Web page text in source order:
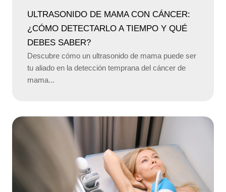
ULTRASONIDO DE MAMA CON CÁNCER:
¿CÓMO DETECTARLO A TIEMPO Y QUÉ
DEBES SABER?
Descubre cómo un ultrasonido de mama puede ser
tu aliado en la detección temprana del cáncer de
mama...